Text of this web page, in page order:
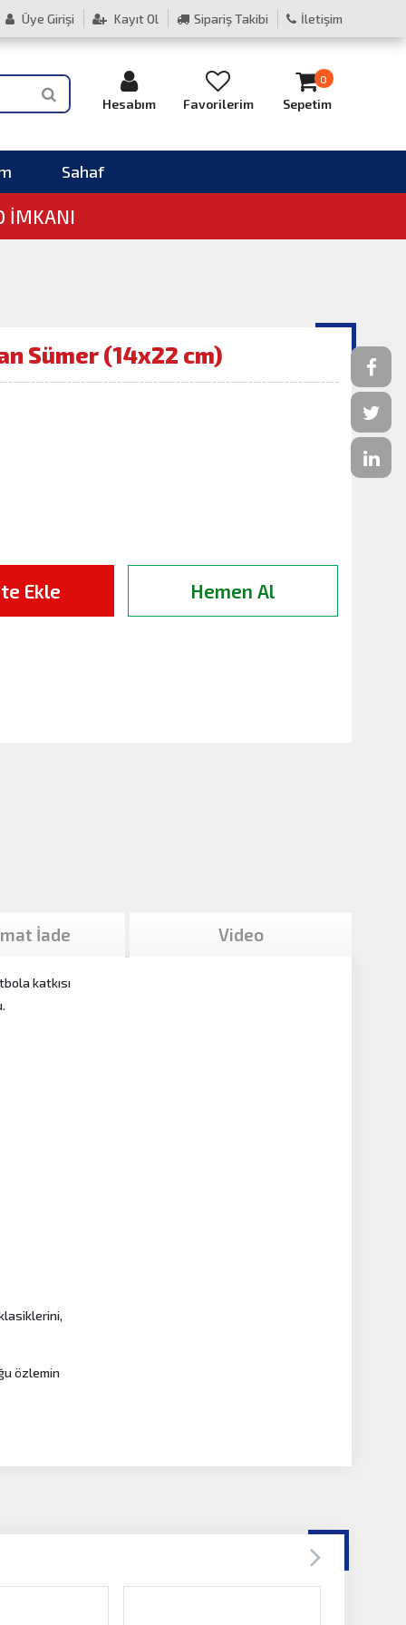
Üye Girişi Kayıt Ol Sipariş Takibi İletişim
Hesabım Favorilerim Sepetim
0
Sahaf
İMKANI
Sümer (14x22 cm)
Ekle Hemen Al
İade Video
katkısı
özlemin